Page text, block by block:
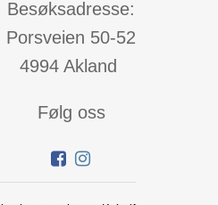
Besøksadresse:
Porsveien 50-52
4994 Akland
Følg oss